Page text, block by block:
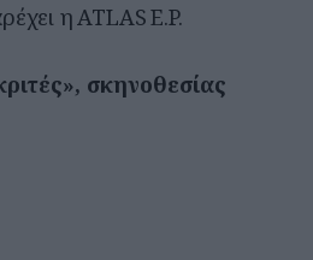
η ATLAS E.P.
σκηνοθεσίας